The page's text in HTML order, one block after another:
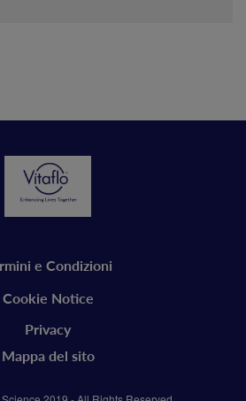
e Condizioni
Cookie Notice
Privacy
Mappa del sito